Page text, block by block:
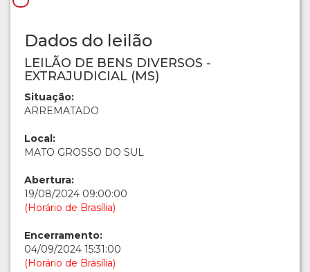
Dados do leilão
LEILÃO DE BENS DIVERSOS -
EXTRAJUDICIAL (MS)
Situação:
ARREMATADO
Local:
MATO GROSSO DO SUL
Abertura:
19/08/2024 09:00:00
(Horário de Brasília)
Encerramento:
04/09/2024 15:31:00
(Horário de Brasília)